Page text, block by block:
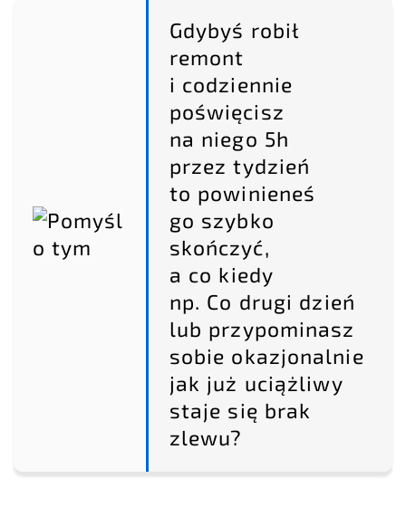
Gdybyś robił
remont
i codziennie
poświęcisz
na niego 5h
przez tydzień
to powinieneś
go szybko
skończyć,
a co kiedy
np. Co drugi dzień
lub przypominasz
sobie okazjonalnie
jak już uciążliwy
staje się brak
zlewu?